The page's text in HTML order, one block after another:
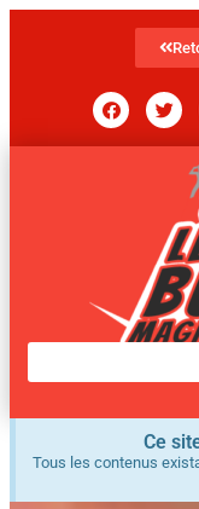
Ce
Tous les contenus